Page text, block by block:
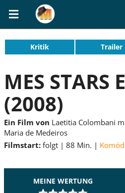
Kritik Trailer
MES STARS
(2008)
Ein Film von Laetitia Colombani
Maria de Medeiros
Filmstart: folgt 88 Min.
MEINE WERTUNG